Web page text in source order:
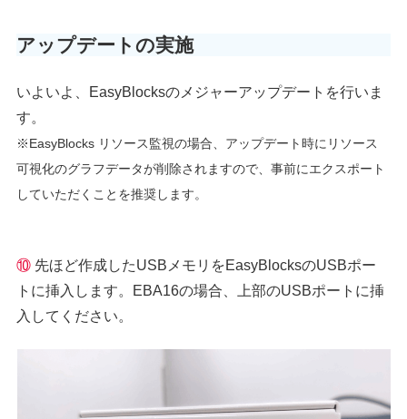
アップデートの実施
いよいよ、EasyBlocksのメジャーアップデートを行いま
す。
※EasyBlocks リソース監視の場合、アップデート時にリソース
可視化のグラフデータが削除されますので、事前にエクスポート
していただくことを推奨します。
⑩ 先ほど作成したUSBメモリをEasyBlocksのUSBポー
トに挿入します。EBA16の場合、上部のUSBポートに挿
入してください。